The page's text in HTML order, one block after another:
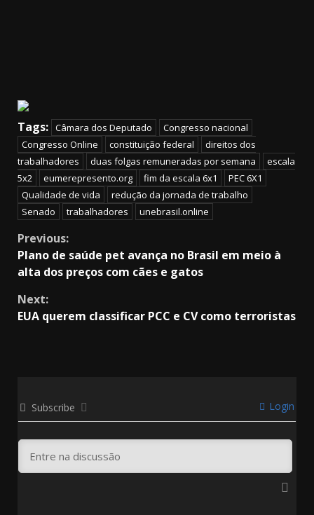
Tags: Câmara dos Deputado
Congresso nacional
Congresso Online
constituição federal
direitos dos
trabalhadores
duas folgas remuneradas por semana
escala
5x2
eumerepresento.org fim da escala 6x1
PEC 6X1
Qualidade de vida
redução da jornada de trabalho
Senado
trabalhadores unebrasil.online
Continue
Reading
Previous:
Plano de saúde pet avança no Brasil em meio à
alta dos preços com cães e gatos
Next:
EUA querem classificar PCC e CV como terroristas
Subscribe Login